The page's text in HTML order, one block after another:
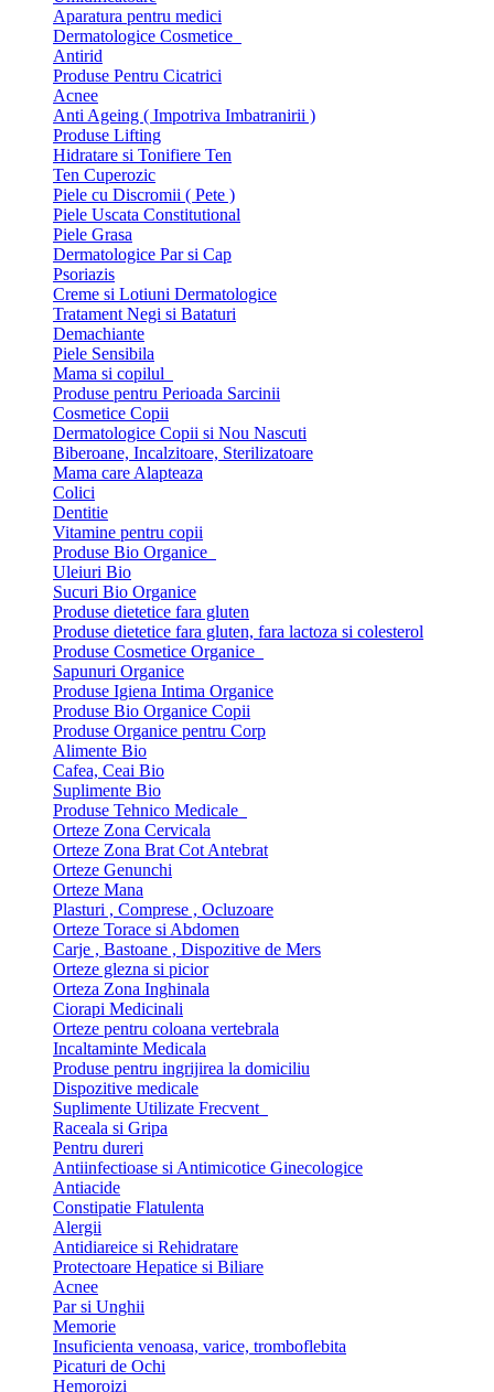
Aparatura pentru medici
Dermatologice Cosmetice
Antirid
Produse Pentru Cicatrici
Acnee
Anti Ageing ( Impotriva Imbatranirii )
Produse Lifting
Hidratare si Tonifiere Ten
Ten Cuperozic
Piele cu Discromii ( Pete )
Piele Uscata Constitutional
Piele Grasa
Dermatologice Par si Cap
Psoriazis
Creme si Lotiuni Dermatologice
Tratament Negi si Bataturi
Demachiante
Piele Sensibila
Mama si copilul
Produse pentru Perioada Sarcinii
Cosmetice Copii
Dermatologice Copii si Nou Nascuti
Biberoane, Incalzitoare, Sterilizatoare
Mama care Alapteaza
Colici
Dentitie
Vitamine pentru copii
Produse Bio Organice
Uleiuri Bio
Sucuri Bio Organice
Produse dietetice fara gluten
Produse dietetice fara gluten, fara lactoza si colesterol
Produse Cosmetice Organice
Sapunuri Organice
Produse Igiena Intima Organice
Produse Bio Organice Copii
Produse Organice pentru Corp
Alimente Bio
Cafea, Ceai Bio
Suplimente Bio
Produse Tehnico Medicale
Orteze Zona Cervicala
Orteze Zona Brat Cot Antebrat
Orteze Genunchi
Orteze Mana
Plasturi , Comprese , Ocluzoare
Orteze Torace si Abdomen
Carje , Bastoane , Dispozitive de Mers
Orteze glezna si picior
Orteza Zona Inghinala
Ciorapi Medicinali
Orteze pentru coloana vertebrala
Incaltaminte Medicala
Produse pentru ingrijirea la domiciliu
Dispozitive medicale
Suplimente Utilizate Frecvent
Raceala si Gripa
Pentru dureri
Antiinfectioase si Antimicotice Ginecologice
Antiacide
Constipatie Flatulenta
Alergii
Antidiareice si Rehidratare
Protectoare Hepatice si Biliare
Acnee
Par si Unghii
Memorie
Insuficienta venoasa, varice, tromboflebita
Picaturi de Ochi
Hemoroizi